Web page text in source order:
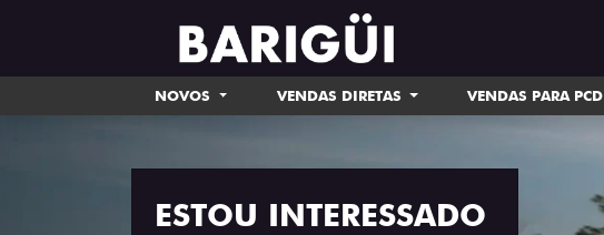
NOVOS VENDAS DIRETAS VENDAS PARA PCD
ESTOU INTERESSADO